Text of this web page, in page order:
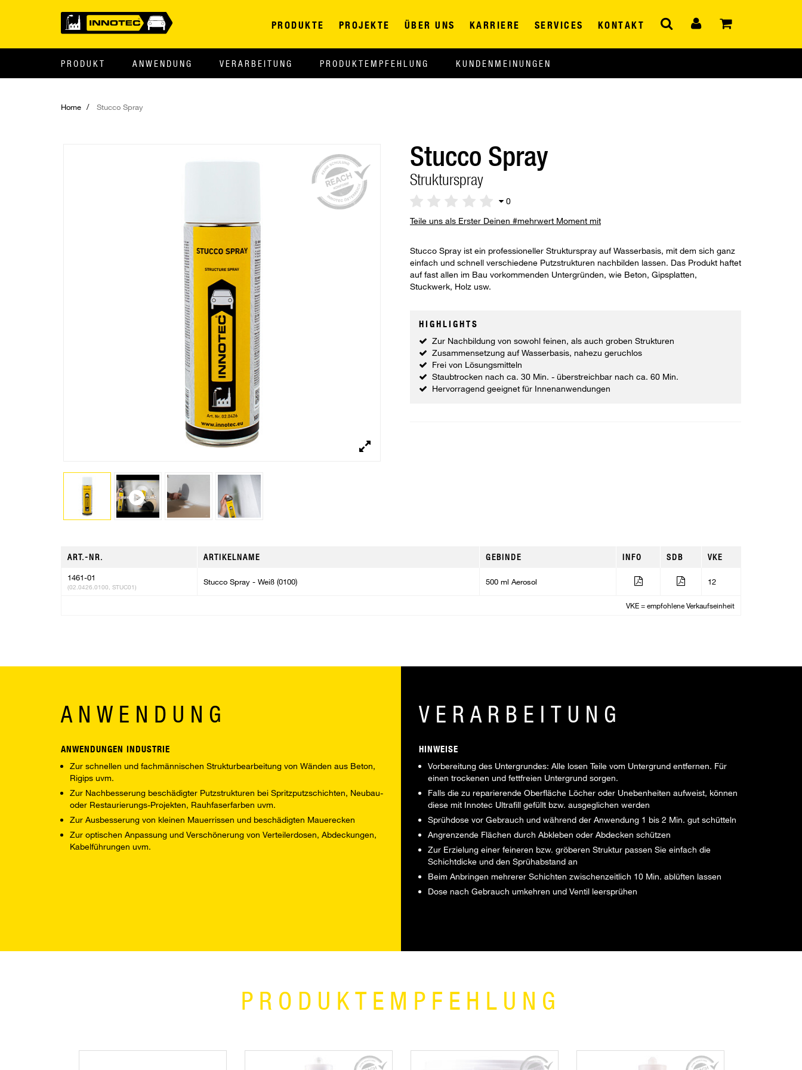
PRODUKTE PROJEKTE ÜBER UNS KARRIERE SERVICES KONTAKT
PRODUKT ANWENDUNG VERARBEITUNG PRODUKTEMPFEHLUNG KUNDENMEINUNGEN
Home Stucco Spray
Stucco Spray
Strukturspray
0
Teile uns als Erster Deinen #mehrwert Moment mit
Stucco Spray ist ein professioneller Strukturspray auf Wasserbasis, mit dem sich ganz
einfach und schnell verschiedene Putzstrukturen nachbilden lassen. Das Produkt haftet
auf fast allen im Bau vorkommenden Untergründen, wie Beton, Gipsplatten,
Stuckwerk, Holz usw.
HIGHLIGHTS
Zur Nachbildung von sowohl feinen, als auch groben Strukturen
Zusammensetzung auf Wasserbasis, nahezu geruchlos
Frei von Lösungsmitteln
Staubtrocken nach ca. 30 Min. - überstreichbar nach ca. 60 Min.
Hervorragend geeignet für Innenanwendungen
ART.-NR. ARTIKELNAME GEBINDE INFO SDB VKE
1461-01
(02.0426.0100, STUC01)
Stucco Spray - Weiß (0100) 500 ml Aerosol 12
VKE = empfohlene Verkaufseinheit
ANWENDUNG
ANWENDUNGEN INDUSTRIE
Zur schnellen und fachmännischen Strukturbearbeitung von Wänden aus Beton,
Rigips uvm.
Zur Nachbesserung beschädigter Putzstrukturen bei Spritzputzschichten, Neubau-
oder Restaurierungs-Projekten, Rauhfaserfarben uvm.
Zur Ausbesserung von kleinen Mauerrissen und beschädigten Mauerecken
Zur optischen Anpassung und Verschönerung von Verteilerdosen, Abdeckungen,
Kabelführungen uvm.
VERARBEITUNG
HINWEISE
Vorbereitung des Untergrundes: Alle losen Teile vom Untergrund entfernen. Für
einen trockenen und fettfreien Untergrund sorgen.
Falls die zu reparierende Oberfläche Löcher oder Unebenheiten aufweist, können
diese mit Innotec Ultrafill gefüllt bzw. ausgeglichen werden
Sprühdose vor Gebrauch und während der Anwendung 1 bis 2 Min. gut schütteln
Angrenzende Flächen durch Abkleben oder Abdecken schützen
Zur Erzielung einer feineren bzw. gröberen Struktur passen Sie einfach die
Schichtdicke und den Sprühabstand an
Beim Anbringen mehrerer Schichten zwischenzeitlich 10 Min. ablüften lassen
Dose nach Gebrauch umkehren und Ventil leersprühen
PRODUKTEMPFEHLUNG